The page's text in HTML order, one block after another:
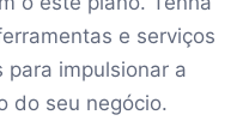
e serviços
impulsionar a
do seu negócio.